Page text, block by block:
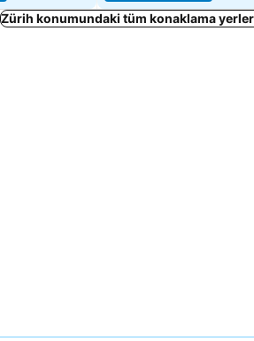
Zürih konumundaki tüm konaklama